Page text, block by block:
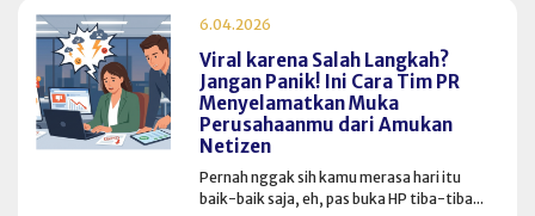
6.04.2026
Viral karena Salah Langkah?
Jangan Panik! Ini Cara Tim PR
Menyelamatkan Muka
Perusahaanmu dari Amukan
Netizen
Pernah nggak sih kamu merasa hari itu
baik-baik saja, eh, pas buka HP tiba-tiba...